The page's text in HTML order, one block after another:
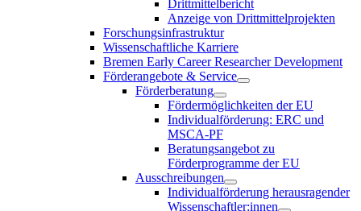
Drittmittelbericht
Anzeige von Drittmittelprojekten
Forschungsinfrastruktur
Wissenschaftliche Karriere
Bremen Early Career Researcher Development
Förderangebote & Service
Förderberatung
Fördermöglichkeiten der EU
Individualförderung: ERC und
MSCA-PF
Beratungsangebot zu
Förderprogramme der EU
Ausschreibungen
Individualförderung herausragender
Wissenschaftler:innen